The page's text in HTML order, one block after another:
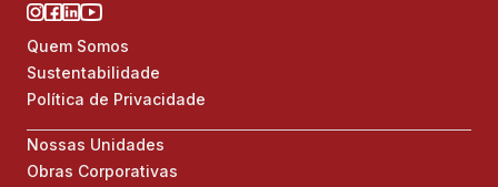
Quem Somos
Sustentabilidade
Política de Privacidade
Nossas Unidades
Obras Corporativas